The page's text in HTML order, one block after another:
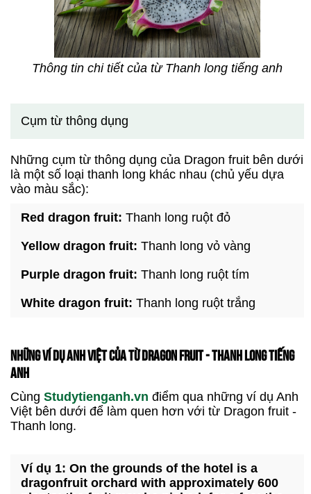
Thông tin chi tiết của từ Thanh long tiếng anh
Cụm từ thông dụng
Những cụm từ thông dụng của Dragon fruit bên dưới
là một số loại thanh long khác nhau (chủ yếu dựa
vào màu sắc):
Red dragon fruit: Thanh long ruột đỏ
Yellow dragon fruit: Thanh long vỏ vàng
Purple dragon fruit: Thanh long ruột tím
White dragon fruit: Thanh long ruột trắng
NHỮNG VÍ DỤ ANH VIỆT CỦA TỪ DRAGON FRUIT - THANH LONG TIẾNG
ANH
Cùng Studytienganh.vn điểm qua những ví dụ Anh
Việt bên dưới để làm quen hơn với từ Dragon fruit -
Thanh long.
Ví dụ 1: On the grounds of the hotel is a
dragonfruit orchard with approximately 600